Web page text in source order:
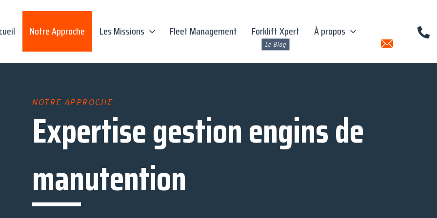
Notre Approche Les Missions Fleet Management Forklift Xpert À propos
NOTRE APPROCHE
Expertise gestion engins de
manutention